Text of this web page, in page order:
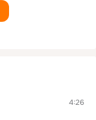
4:26